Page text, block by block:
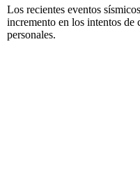
Los recientes eventos
incremento en los intentos de
personales.